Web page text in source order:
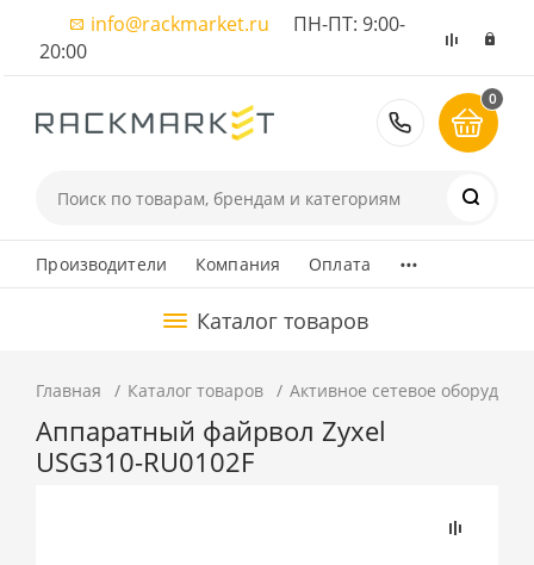
info@rackmarket.ru ПН-ПТ: 9:00-
20:00
8 (495)
0
Производители Компания Оплата ...
Каталог товаров
Главная Каталог товаров Активное сетевое
Аппаратный файрвол Zyxel
USG310-RU0102F